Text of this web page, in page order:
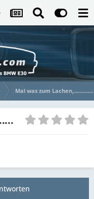
Mal was zum Lachen,.............